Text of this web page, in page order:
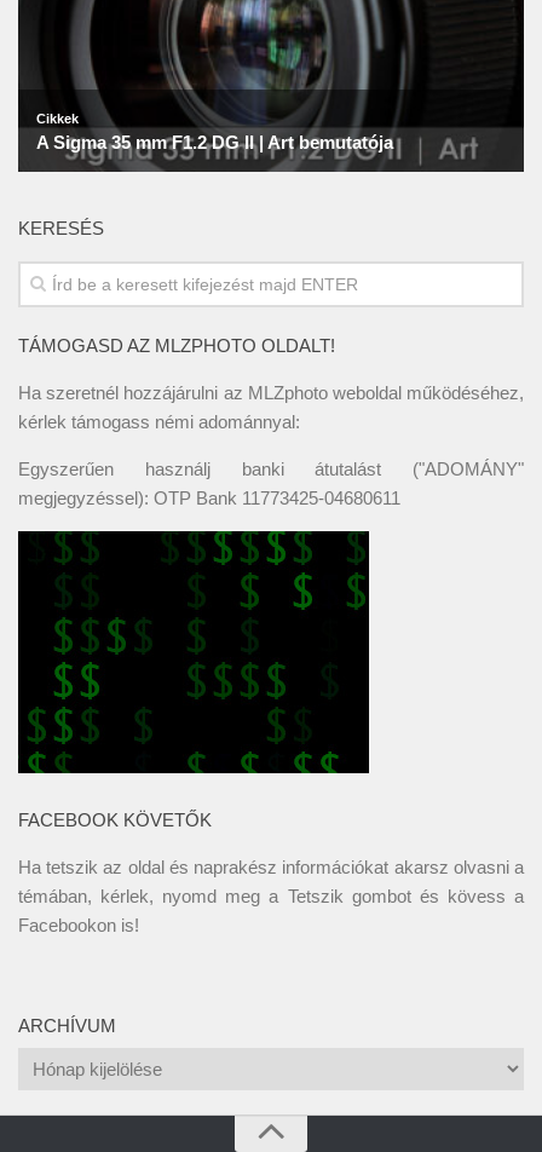
KERESÉS
TÁMOGASD AZ MLZPHOTO OLDALT!
Ha szeretnél hozzájárulni az MLZphoto weboldal működéséhez,
kérlek támogass némi adománnyal:
Egyszerűen használj banki átutalást ("ADOMÁNY"
megjegyzéssel): OTP Bank 11773425-04680611
FACEBOOK KÖVETŐK
Ha tetszik az oldal és naprakész információkat akarsz olvasni a
témában, kérlek, nyomd meg a Tetszik gombot és kövess a
Facebookon is!
ARCHÍVUM
Archívum